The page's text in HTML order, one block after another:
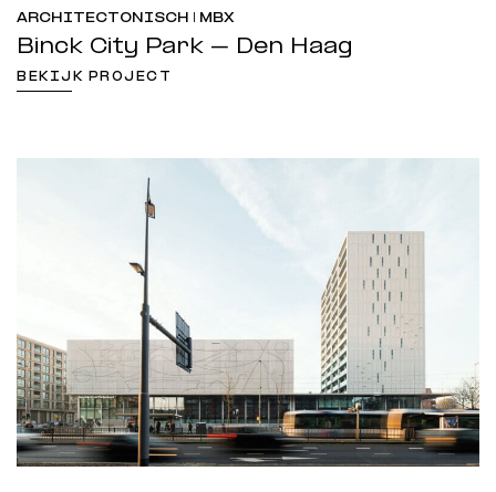
ARCHITECTONISCH | MBX
Binck City Park – Den Haag
BEKIJK PROJECT